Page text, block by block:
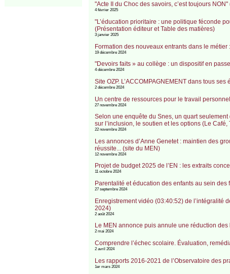
"Acte II du Choc des savoirs, c’est toujours NON"
4 février 2025
"L’éducation prioritaire : une politique féconde
(Présentation éditeur et Table des matières)
3 janvier 2025
Formation des nouveaux entrants dans le
19 décembre 2024
"Devoirs faits » au collège : un dispositif en
4 décembre 2024
Site OZP. L’ACCOMPAGNEMENT dans tous
2 décembre 2024
Un centre de ressources pour le travail
27 novembre 2024
Selon une enquête du Snes, un quart
sur l’inclusion, le soutien et les options (Le Café,
22 novembre 2024
Les annonces d’Anne Genetet : maintien des
réussite... (site du MEN)
12 novembre 2024
Projet de budget 2025 de l’EN : les extraits
11 octobre 2024
Parentalité et éducation des enfants au sein
27 septembre 2024
Enregistrement vidéo (03:40:52) de l’intégralité
2024)
2 août 2024
Le MEN annonce puis annule une réduction
2 mai 2024
Comprendre l’échec scolaire. Évaluation,
2 avril 2024
Les rapports 2016-2021 de l’Observatoire des
1er mars 2024